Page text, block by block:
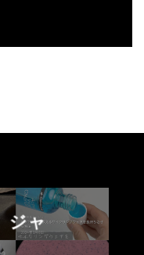
ジャ